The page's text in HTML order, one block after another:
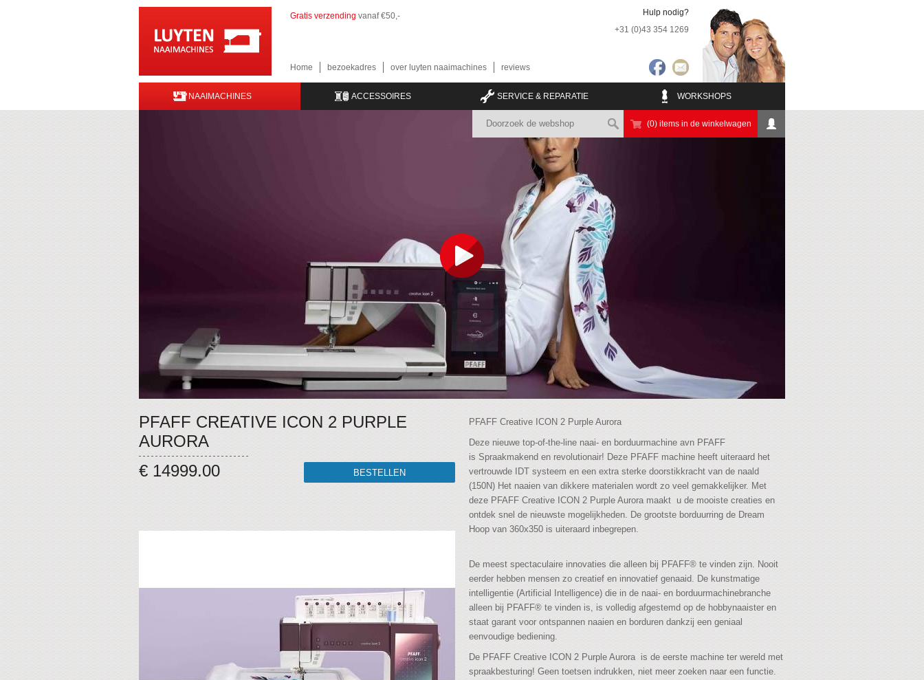
Gratis verzending vanaf €50,-
Home bezoekadres over luyten naaimachines reviews
Hulp nodig?
+31 (0)43 354 1269
NAAIMACHINES ACCESSOIRES SERVICE & REPARATIE WORKSHOPS
(0) items in de winkelwagen
PFAFF CREATIVE ICON 2 PURPLE
AURORA
€ 14999.00
PFAFF Creative ICON 2 Purple Aurora
Deze nieuwe top-of-the-line naai- en borduurmachine avn PFAFF
is Spraakmakend en revolutionair! Deze PFAFF machine heeft uiteraard het
vertrouwde IDT systeem en een extra sterke doorstikkracht van de naald
(150N) Het naaien van dikkere materialen wordt zo veel gemakkelijker. Met
deze PFAFF Creative ICON 2 Purple Aurora maakt u de mooiste creaties en
ontdek snel de nieuwste mogelijkheden. De grootste borduurring de Dream
Hoop van 360x350 is uiteraard inbegrepen.
De meest spectaculaire innovaties die alleen bij PFAFF® te vinden zijn. Nooit
eerder hebben mensen zo creatief en innovatief genaaid. De kunstmatige
intelligentie (Artificial Intelligence) die in de naai- en borduurmachinebranche
alleen bij PFAFF® te vinden is, is volledig afgestemd op de hobbynaaister en
staat garant voor ontspannen naaien en borduren dankzij een geniaal
eenvoudige bediening.
De PFAFF Creative ICON 2 Purple Aurora is de eerste machine ter wereld met
spraakbesturing! Geen toetsen indrukken, niet meer zoeken naar een functie.